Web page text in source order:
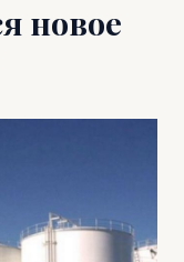
новое